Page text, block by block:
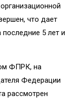
что дает
последние 5 лет и
ФПРК, на
Федерации
рассмотрен